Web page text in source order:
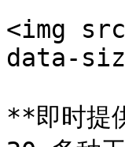
<img
data-
**即时提